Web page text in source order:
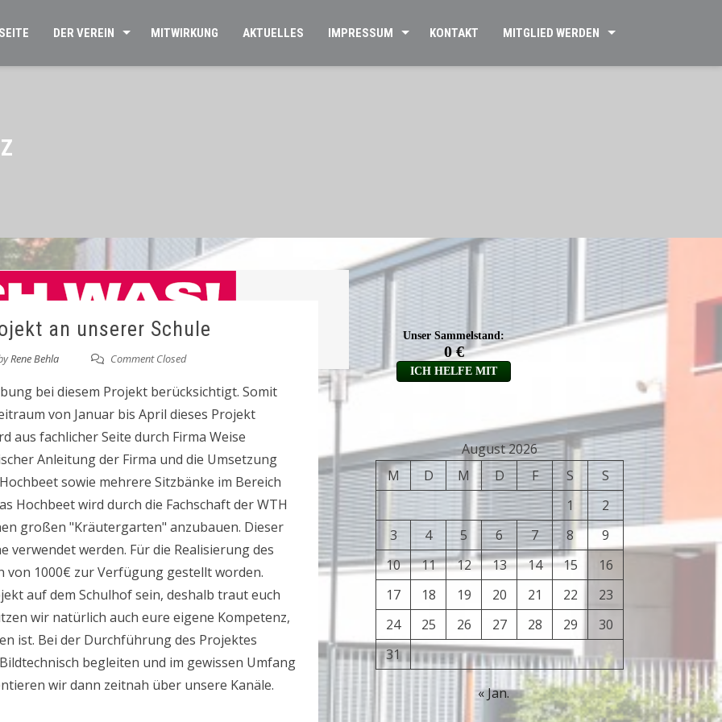
DER VEREIN MITWIRKUNG AKTUELLES IMPRESSUM KONTAKT MITGLIED WERDEN
an unserer Schule
Rene Behla Comment Closed
bei diesem Projekt berücksichtigt. Somit
von Januar bis April dieses Projekt
aus fachlicher Seite durch Firma Weise
Anleitung der Firma und die Umsetzung
sowie mehrere Sitzbänke im Bereich
Hochbeet wird durch die Fachschaft der WTH
großen "Kräutergarten" anzubauen. Dieser
verwendet werden. Für die Realisierung des
von 1000€ zur Verfügung gestellt worden.
auf dem Schulhof sein, deshalb traut euch
wir natürlich auch eure eigene Kompetenz,
ist. Bei der Durchführung des Projektes
begleiten und im gewissen Umfang
wir dann zeitnah über unsere Kanäle.
August 2026
M
D M D F S
S
1
2
3
4 5 6 7 8
9
10
11 12 13 14 15
16
17
18 19 20 21 22
23
24
25 26 27 28 29
30
31
« Jan.